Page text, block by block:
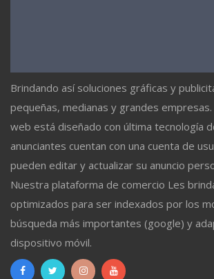
Brindando así soluciones gráficas y
pequeñas, medianas y grandes
web está diseñado con última tecnología
anunciantes cuentan con una cuenta de
pueden editar y actualizar su anuncio
Nuestra plataforma de comercio Les
optimizados para ser indexados por los
búsqueda más importantes (google) y
dispositivo móvil.